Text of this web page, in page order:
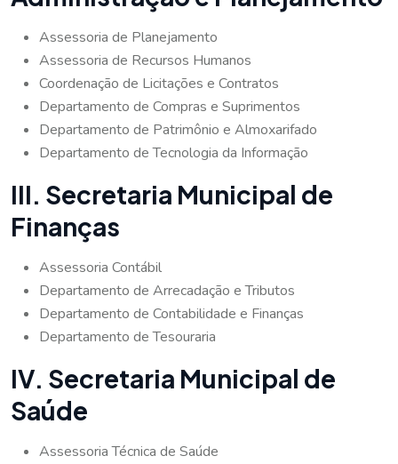
Assessoria de Planejamento
Assessoria de Recursos Humanos
Coordenação de Licitações e Contratos
Departamento de Compras e Suprimentos
Departamento de Patrimônio e Almoxarifado
Departamento de Tecnologia da Informação
III. Secretaria Municipal de
Finanças
Assessoria Contábil
Departamento de Arrecadação e Tributos
Departamento de Contabilidade e Finanças
Departamento de Tesouraria
IV. Secretaria Municipal de
Saúde
Assessoria Técnica de Saúde